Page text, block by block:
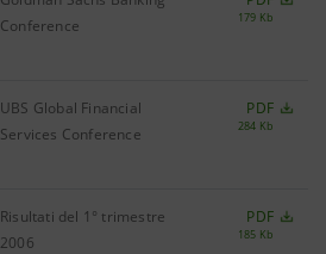
Conference
179 Kb
UBS Global Financial
Services Conference
PDF
284 Kb
Risultati del 1° trimestre
2006
PDF
185 Kb